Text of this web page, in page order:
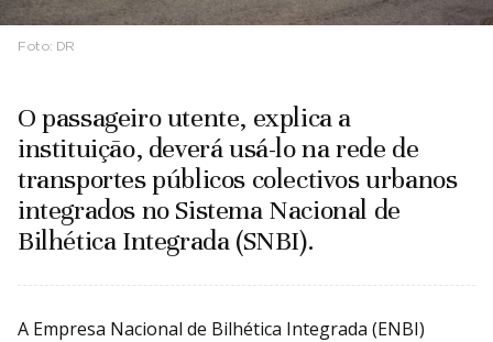
Foto: DR
O passageiro utente, explica a
instituição, deverá usá-lo na rede de
transportes públicos colectivos urbanos
integrados no Sistema Nacional de
Bilhética Integrada (SNBI).
A Empresa Nacional de Bilhética Integrada (ENBI)